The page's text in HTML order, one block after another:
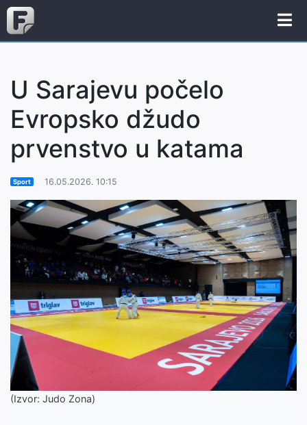
U Sarajevu počelo
Evropsko džudo
prvenstvo u katama
Sport 16.05.2026. 10:15
(Izvor: Judo Zona)